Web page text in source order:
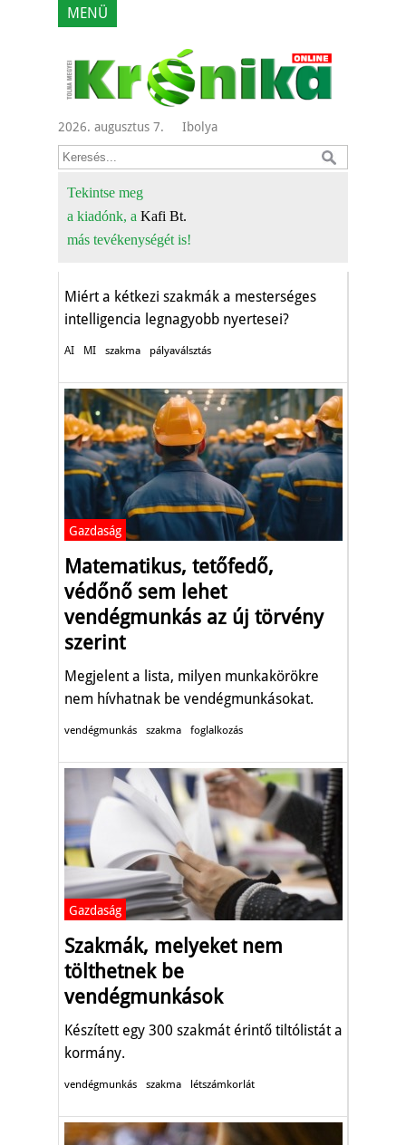
MENÜ
2026. augusztus 7. Ibolya
Tekintse meg
a kiadónk, a Kafi Bt.
más tevékenységét is!
Jövőbiztos karrier
Miért a kétkezi szakmák a mesterséges
intelligencia legnagyobb nyertesei?
AI MI szakma pályaválsztás
Gazdaság
Matematikus, tetőfedő,
védőnő sem lehet
vendégmunkás az új törvény
szerint
Megjelent a lista, milyen munkakörökre
nem hívhatnak be vendégmunkásokat.
vendégmunkás szakma foglalkozás
Gazdaság
Szakmák, melyeket nem
tölthetnek be
vendégmunkások
Készített egy 300 szakmát érintő tiltólistát a
kormány.
vendégmunkás szakma létszámkorlát